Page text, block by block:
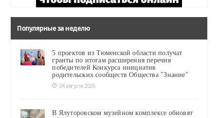
Популярные за неделю
5 проектов из Тюменской области получат
гранты по итогам расширения перечня
победителей Конкурса инициатив
родительских сообществ Общества "Знание"
04 августа 2026
В Ялуторовском музейном комплексе обновят